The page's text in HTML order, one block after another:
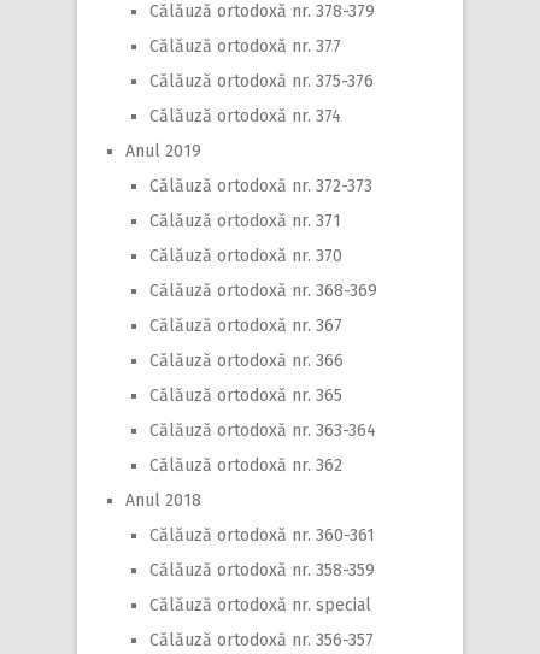
Călăuză ortodoxă nr. 378-379
Călăuză ortodoxă nr. 377
Călăuză ortodoxă nr. 375-376
Călăuză ortodoxă nr. 374
Anul 2019
Călăuză ortodoxă nr. 372-373
Călăuză ortodoxă nr. 371
Călăuză ortodoxă nr. 370
Călăuză ortodoxă nr. 368-369
Călăuză ortodoxă nr. 367
Călăuză ortodoxă nr. 366
Călăuză ortodoxă nr. 365
Călăuză ortodoxă nr. 363-364
Călăuză ortodoxă nr. 362
Anul 2018
Călăuză ortodoxă nr. 360-361
Călăuză ortodoxă nr. 358-359
Călăuză ortodoxă nr. special
Călăuză ortodoxă nr. 356-357